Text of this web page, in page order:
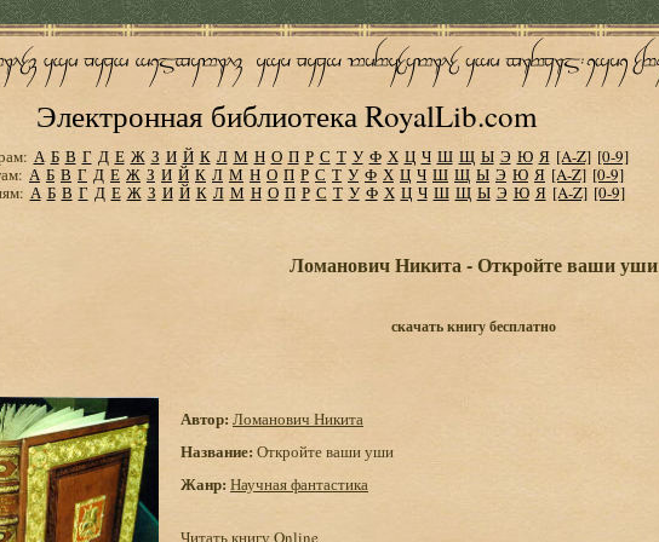
Электронная библиотека RoyalLib.com
А Б В Г Д Е Ж З И Й К Л М Н О П Р С Т У Ф Х Ц Ч Ш Щ Ы Э Ю Я [A-Z] [0-9]
А Б В Г Д Е Ж З И Й К Л М Н О П Р С Т У Ф Х Ц Ч Ш Щ Ы Э Ю Я [A-Z] [0-9]
А Б В Г Д Е Ж З И Й К Л М Н О П Р С Т У Ф Х Ц Ч Ш Щ Ы Э Ю Я [A-Z] [0-9]
Ломанович Никита - Откройте ваши уши
скачать книгу бесплатно
Автор: Ломанович Никита
Название: Откройте ваши уши
Жанр: Научная фантастика
Читать книгу Online